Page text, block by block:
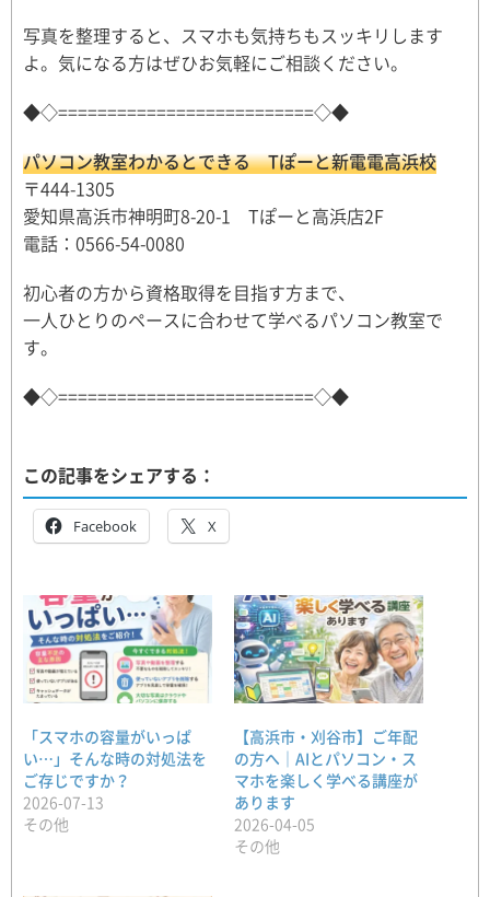
写真を整理すると、スマホも気持ちもスッキリします
よ。気になる方はぜひお気軽にご相談ください。
◆◇==========================◇◆
パソコン教室わかるとできる Tぽーと新電電高浜校
〒444-1305
愛知県高浜市神明町8-20-1 Tぽーと高浜店2F
電話：0566-54-0080
初心者の方から資格取得を目指す方まで、
一人ひとりのペースに合わせて学べるパソコン教室で
す。
◆◇==========================◇◆
この記事をシェアする：
Facebook X
「スマホの容量がいっぱ
い…」そんな時の対処法を
ご存じですか？
2026-07-13
その他
【高浜市・刈谷市】ご年配
の方へ｜AIとパソコン・ス
マホを楽しく学べる講座が
あります
2026-04-05
その他